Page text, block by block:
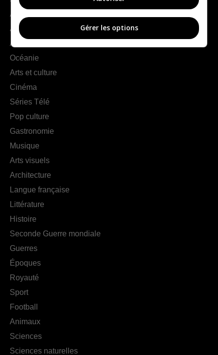
Amériques
Asie
Afrique
Océanie
Arts et culture
Cinéma
Séries Télé
Pop culture
Gastronomie
Musique
Arts visuels
Architecture
Langue française
Littérature
Histoire
Seconde Guerre mondiale
Guerres
Époques
Royauté
Sport
Football
Animaux
Sciences
Sciences naturelles
Gérer les options